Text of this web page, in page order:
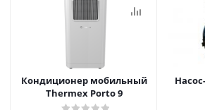
Кондиционер мобильный
Thermex Porto 9